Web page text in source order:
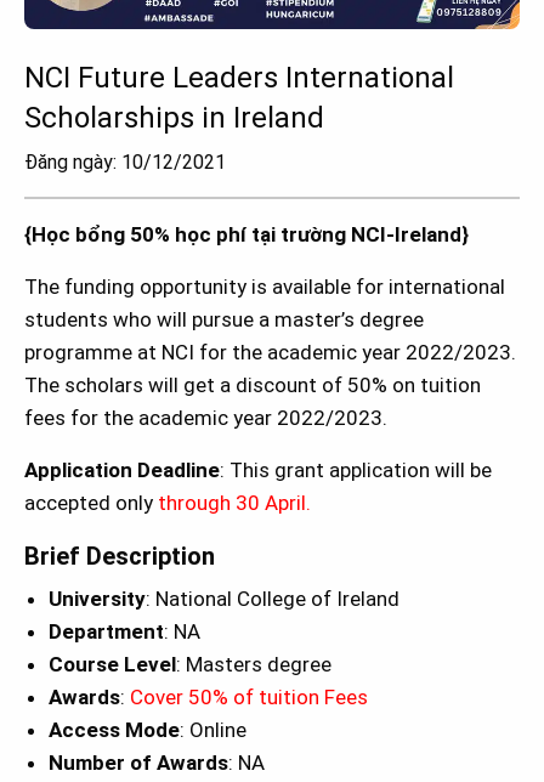
NCI Future Leaders International
Scholarships in Ireland
Đăng ngày: 10/12/2021
{Học bổng 50% học phí tại trường NCI-Ireland}
The funding opportunity is available for international
students who will pursue a master’s degree
programme at NCI for the academic year 2022/2023.
The scholars will get a discount of 50% on tuition
fees for the academic year 2022/2023.
Application Deadline: This grant application will be
accepted only through 30 April.
Brief Description
University: National College of Ireland
Department: NA
Course Level: Masters degree
Awards: Cover 50% of tuition Fees
Access Mode: Online
Number of Awards: NA